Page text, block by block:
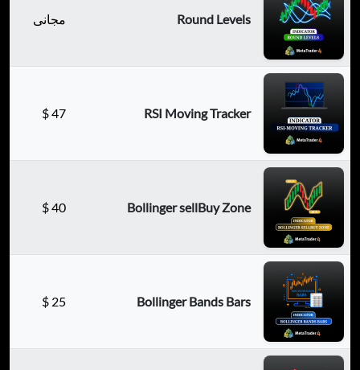
Round Levels مجانى
RSI Moving Tracker
47
$
Bollinger sellBuy Zone
40
$
Bollinger Bands Bars
25
$